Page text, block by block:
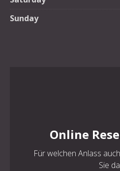
Sunday
Online
Für welchen Anlass
Sie
PREVIOUS